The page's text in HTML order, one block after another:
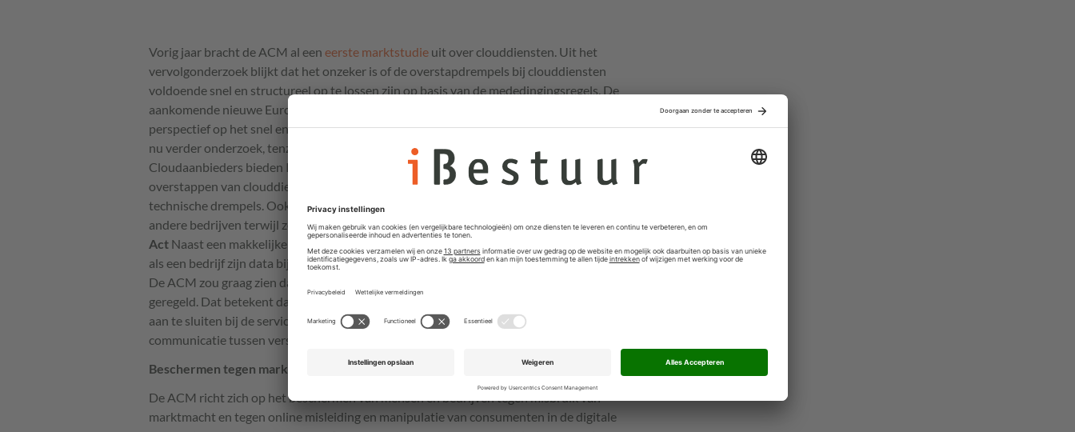
Vorig jaar bracht de ACM al een eerste marktstudie uit over clouddiensten. Uit het
vervolgonderzoek blijkt dat het onzeker is of de overstapdrempels bij clouddiensten
voldoende snel en structureel op te lossen zijn op basis van de mededingingsregels. De
aankomende nieuwe Europese regels zoals de Data Act en Digital Markets Act bieden meer
perspectief op het snel en effectief oplossen van de geconstateerde marktrisico’s. ACM stopt
nu verder onderzoek, tenzij er opnieuw komen over overstapbelemmeringen.
Cloudaanbieders bieden IT-diensten die bedrijven online kunnen gebruiken. Ze mogen het
overstappen van clouddienst niet belemmeren door bijvoorbeeld onnodig hoge financiële of
technische drempels. Ook moeten bedrijven gebruik kunnen maken van clouddiensten van
andere bedrijven terwijl ze de data laten staan bij het cloudbedrijf waarmee ze al werken.Data
Act Naast een makkelijkere overstap mag een clouddienst straks ook geen kosten berekenen
als een bedrijf zijn data bij een aanbieder van clouddiensten wil weghalen om over te stappen.
De ACM zou graag zien dat in de Data Act ook interoperabiliteit zonder obstakels wordt
geregeld. Dat betekent dat het makkelijker wordt om gegevens uit te wisselen of systemen
aan te sluiten bij de services in de cloud. Dat kan bijvoorbeeld door open standaarden voor
communicatie tussen verschillende ICT-systemen.
Beschermen tegen marktmacht
De ACM richt zich op het beschermen van mensen en bedrijven tegen misbruik van
marktmacht en tegen online misleiding en manipulatie van consumenten in de digitale